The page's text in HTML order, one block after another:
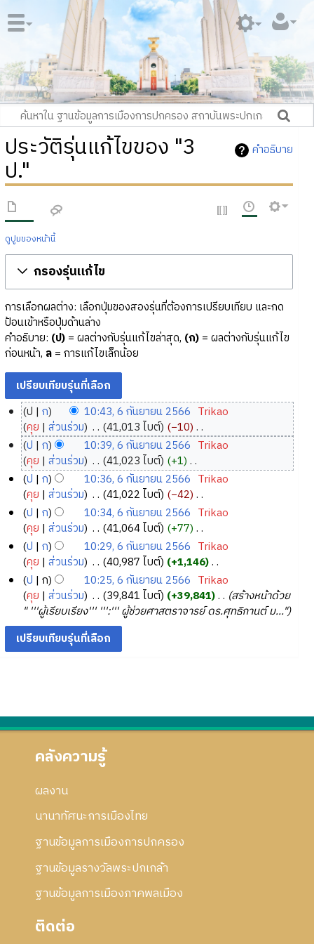
คำอธิบาย
ประวัติรุ่นแก้ไขของ "3
ป."
ดูปูมของหน้านี้
กรองรุ่นแก้ไข
การเลือกผลต่าง: เลือกปุ่มของสองรุ่นที่ต้องการเปรียบเทียบ และกด
ป้อนเข้าหรือปุ่มด้านล่าง
คำอธิบาย: (ป)= ผลต่างกับรุ่นแก้ไขล่าสุด, (ก)= ผลต่างกับรุ่นแก้ไข
ก่อนหน้า, ล= การแก้ไขเล็กน้อย
กั
ย
ย
2
6
6
ป ก 10:43, 6 กันยายน 2566 Trikao
คุย ส่วนร่วม ‎ 41,013 ไบต์ −10 ‎
ไ
ม่
มี
ค
ว
า
ม
ย่
อ
ก
า
ร
แ
ก้
ป ก 10:39, 6 กันยายน 2566 Trikao
คุย ส่วนร่วม ‎ 41,023 ไบต์ +1 ‎
ไ
ม่
มี
ค
ว
า
ม
ย่
อ
ก
า
ร
ป ก 10:36, 6 กันยายน 2566 Trikao
คุย ส่วนร่วม ‎ 41,022 ไบต์ −42 ‎
ไ
ม่
มี
ค
ว
า
ม
อ
ก
ไ
ป ก 10:34, 6 กันยายน 2566 Trikao
คุย ส่วนร่วม ‎ 41,064 ไบต์ +77 ‎
ไ
ม่
มี
ค
ว
ม
ย่
ร
แ
ป ก 10:29, 6 กันยายน 2566 Trikao
คุย ส่วนร่วม ‎ 40,987 ไบต์ +1,146 ‎
ไ
ม่
มี
ค
ว
า
ก
า
ป ก 10:25, 6 กันยายน 2566 Trikao
คุย ส่วนร่วม ‎ 39,841 ไบต์ +39,841 ‎
สร้างหน้าด้วย
" '''ผู้เรียบเรียง''' ''':''' ผู้ช่วยศาสตราจารย์ ดร.ศุทธิกานต์ ม..."
คลังความรู้
ผลงาน
นานาทัศนะการเมืองไทย
ฐานข้อมูลการเมืองการปกครอง
ฐานข้อมูลรางวัลพระปกเกล้า
ฐานข้อมูลการเมืองภาคพลเมือง
ติดต่อ